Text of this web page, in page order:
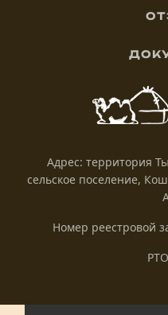
Адрес: территория
сельское поселение,
Номер реестровой
С